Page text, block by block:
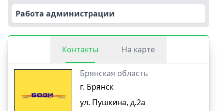
Работа администрации
Контакты На карте
Брянская область
г. Брянск
ул. Пушкина, д.2а